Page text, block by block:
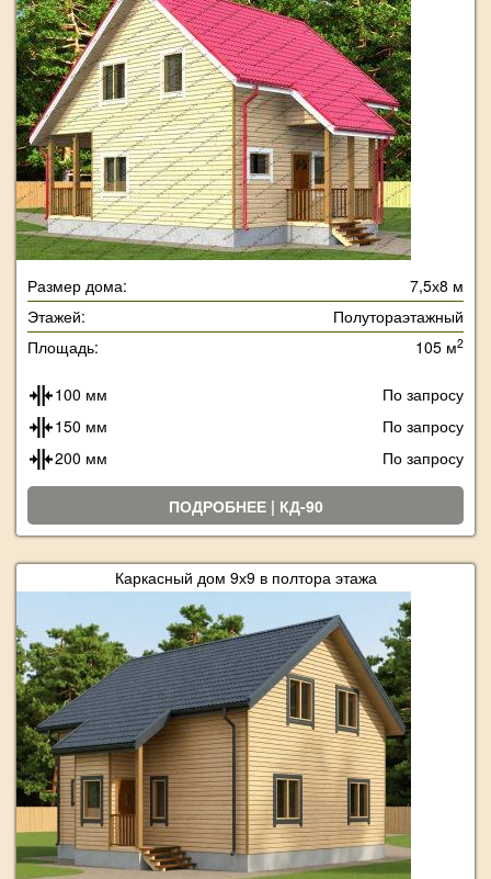
Размер дома:
7,5х8 м
Этажей:
Полутораэтажный
Площадь:
105 м2
100 мм
По запросу
150 мм
По запросу
200 мм
По запросу
ПОДРОБНЕЕ | КД-90
Каркасный дом 9х9 в полтора этажа